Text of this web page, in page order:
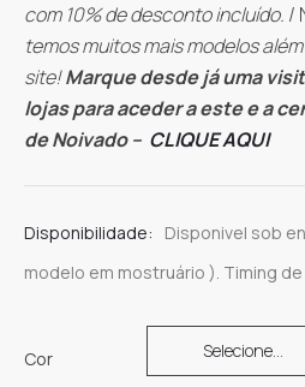
com 10% de desconto incluído. /
temos muitos mais modelos
site!Marque desde já uma
lojas para aceder a este e a
de Noivado – CLIQUE AQUI
Disponibilidade:
Disponivel sob
modelo em mostruário ). Timing
Cor